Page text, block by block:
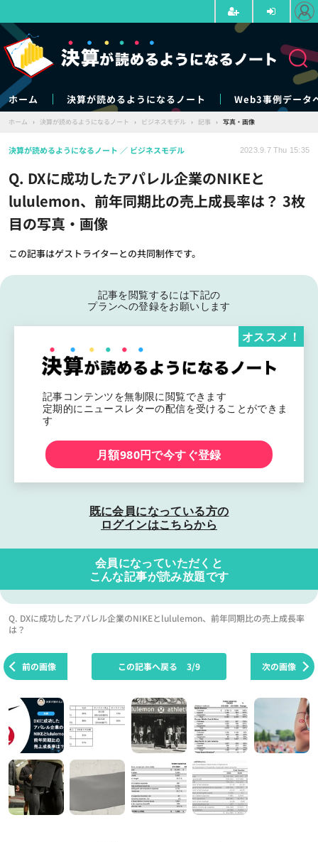
ホーム 決算が読めるようになるノート Web3事例データ
ホーム › 決算が読めるようになるノート › ビジネスモデル › 記事 › 写真・画像
Q. DXに成功したアパレル企業のNIKEと
lululemon、前年同期比の売上成長率は？ 3枚
目の写真・画像
この記事はゲストライターとの共同制作です。
決算が読めるようになるノート ビジネスモデル 2023.9.7 Thu 15:35
記事を閲覧するには下記の
プランへの登録をお願いします
記事コンテンツを無制限に閲覧できます
定期的にニュースレターの配信を受けることができま
す
オススメ！
月額980円で今すぐ登録
既に会員になっている方の
ログインはこちらから
会員になっていただくと
こんな記事が読み放題です
Q. DXに成功したアパレル企業のNIKEとlululemon、前年同期比の売上成長率
は？
前の画像 次の画像
この記事へ戻る 3/9